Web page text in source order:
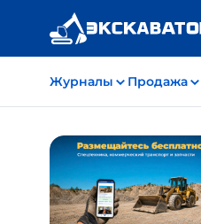
Журналы Продажа